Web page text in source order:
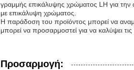
γραμμής επικάλυψης χρώματος LH για
με επικάλυψη χρώματος.
Η παράδοση του προϊόντος μπορεί να
μπορεί να προσαρμοστεί για να καλύψει τις
Προσαρμογή: